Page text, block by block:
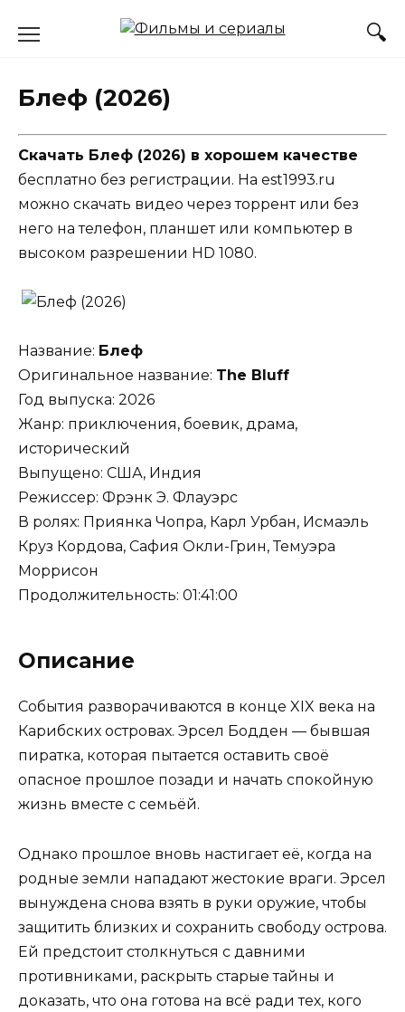
Блеф (2026)
Скачать Блеф (2026) в хорошем качестве
бесплатно без регистрации. На est1993.ru
можно скачать видео через торрент или без
него на телефон, планшет или компьютер в
высоком разрешении HD 1080.
Название: Блеф
Оригинальное название: The Bluff
Год выпуска: 2026
Жанр: приключения, боевик, драма,
исторический
Выпущено: США, Индия
Режиссер: Фрэнк Э. Флауэрс
В ролях: Приянка Чопра, Карл Урбан, Исмаэль
Круз Кордова, Сафия Окли-Грин, Темуэра
Моррисон
Продолжительность: 01:41:00
Описание
События разворачиваются в конце XIX века на
Карибских островах. Эрсел Бодден — бывшая
пиратка, которая пытается оставить своё
опасное прошлое позади и начать спокойную
жизнь вместе с семьёй.
Однако прошлое вновь настигает её, когда на
родные земли нападают жестокие враги. Эрсел
вынуждена снова взять в руки оружие, чтобы
защитить близких и сохранить свободу острова.
Ей предстоит столкнуться с давними
противниками, раскрыть старые тайны и
доказать, что она готова на всё ради тех, кого